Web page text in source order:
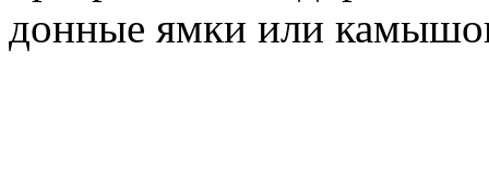
донные ямки или